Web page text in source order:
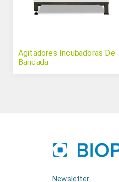
Agitadores Incubadoras De
Bancada
Newsletter